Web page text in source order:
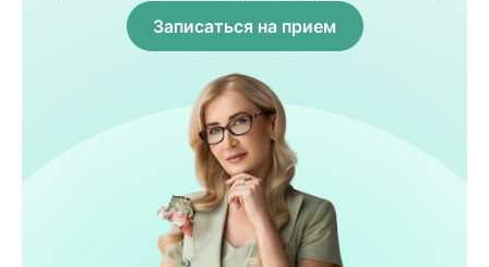
Записаться на прием